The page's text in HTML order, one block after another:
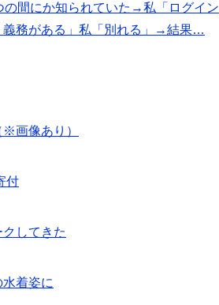
の間にか知られていた→私「ログイン
義務がある」私「別れる」→結果…
画像あり）
付
してきた
着姿に